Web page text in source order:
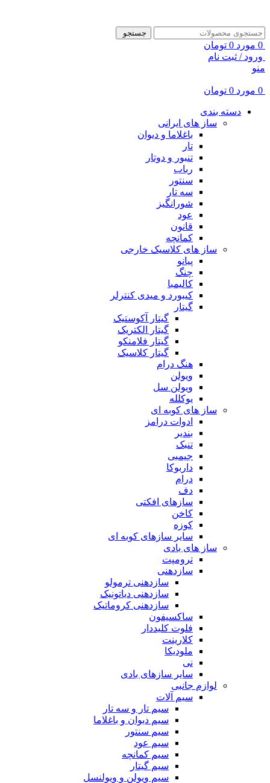
جستجو
0 مورد 0 تومان
ورود / ثبت نام
منو
0 مورد 0 تومان
دسته بندی
ساز های ایرانی
باغلاما و دیوان
تار
تنبور و دوتار
رباب
سنتور
سه تار
شورانگیز
عود
قانون
کمانچه
ساز های کلاسیک خارجی
پیانو
چنگ
کالیمبا
کیبورد و میدی کنترلر
گیتار
گیتار آکوستیک
گیتار الکتریک
گیتار فلامنکو
گیتار کلاسیک
هنگ درام
ویولن
ویولن سل
یوکلله
ساز های کوبه ای
ادوات درامز
بندیر
تنبک
جیمبی
داربوکا
درام
دف
سازهای افکتی
کاخن
کوزه
سایر سازهای کوبه ای
ساز های بادی
ترومپت
سازدهنی
سازدهنی ترمولو
سازدهنی دیاتونیک
سازدهنی کروماتیک
ساکسیفون
فلوت کلیددار
کلارینت
ملودیکا
نی
سایر سازهای بادی
لوازم جانبی
سیم آلات
سیم تار و سه تار
سیم دیوان و باغلاما
سیم سنتور
سیم عود
سیم کمانچه
سیم گیتار
سیم ویولن و ویولنسل